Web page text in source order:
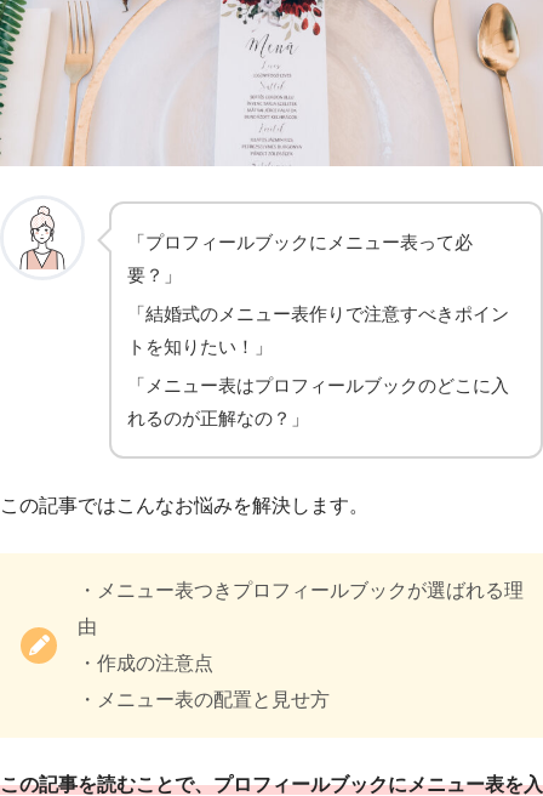
「プロフィールブックにメニュー表って必
要？」
「結婚式のメニュー表作りで注意すべきポイン
トを知りたい！」
「メニュー表はプロフィールブックのどこに入
れるのが正解なの？」
この記事ではこんなお悩みを解決します。
・メニュー表つきプロフィールブックが選ばれる理
由
・作成の注意点
・メニュー表の配置と見せ方
この記事を読むことで、プロフィールブックにメニュー表を入